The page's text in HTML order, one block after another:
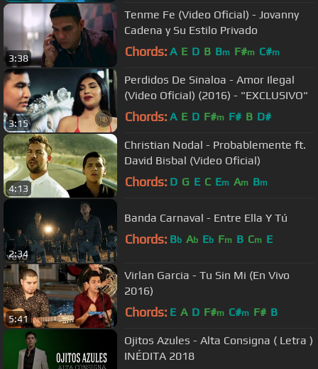
3:38
Tenme Fe (Video Oficial) - Jovanny
Cadena y Su Estilo Privado
Chords: A E D B Bm F#m C#m
3:15
Perdidos De Sinaloa - Amor Ilegal
(Video Oficial) (2016) - "EXCLUSIVO"
Chords: A E D F#m F# B D#
4:13
Christian Nodal - Probablemente ft.
David Bisbal (Video Oficial)
Chords: D G E C Em Am Bm
2:34
Banda Carnaval - Entre Ella Y Tú
Chords: Bb Ab Eb Fm B Cm E
5:41
Virlan Garcia - Tu Sin Mi (En Vivo
2016)
Chords: E A D F#m C#m F# B
Ojitos Azules - Alta Consigna ( Letra )
INÉDITA 2018